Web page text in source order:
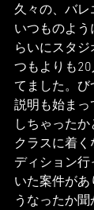
久々の、バレ
いつものよう
らいにスタ
つもよりも
てました。び
説明も始ま
しちゃったか
クラスに着
ディション
いた案件が
うなったか聞